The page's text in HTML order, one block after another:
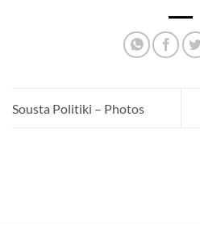
Sousta Politiki – Photos